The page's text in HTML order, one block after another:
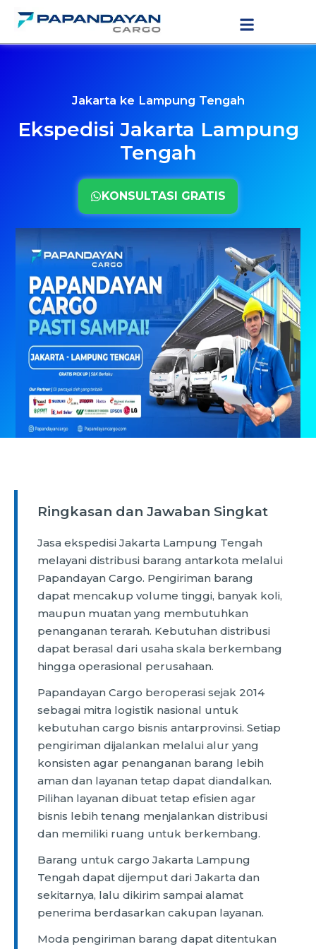
Lewati
konten
Jakarta ke Lampung Tengah
Ekspedisi Jakarta Lampung
Tengah
KONSULTASI GRATIS
Ringkasan dan Jawaban Singkat
Jasa ekspedisi Jakarta Lampung Tengah
melayani distribusi barang antarkota melalui
Papandayan Cargo. Pengiriman barang
dapat mencakup volume tinggi, banyak koli,
maupun muatan yang membutuhkan
penanganan terarah. Kebutuhan distribusi
dapat berasal dari usaha skala berkembang
hingga operasional perusahaan.
Papandayan Cargo beroperasi sejak 2014
sebagai mitra logistik nasional untuk
kebutuhan cargo bisnis antarprovinsi. Setiap
pengiriman dijalankan melalui alur yang
konsisten agar penanganan barang lebih
aman dan layanan tetap dapat diandalkan.
Pilihan layanan dibuat tetap efisien agar
bisnis lebih tenang menjalankan distribusi
dan memiliki ruang untuk berkembang.
Barang untuk cargo Jakarta Lampung
Tengah dapat dijemput dari Jakarta dan
sekitarnya, lalu dikirim sampai alamat
penerima berdasarkan cakupan layanan.
Moda pengiriman barang dapat ditentukan